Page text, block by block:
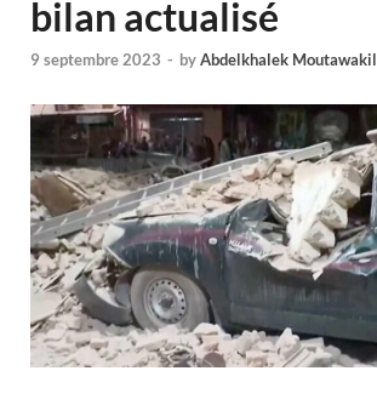
bilan actualisé
9 septembre 2023 - byAbdelkhalek Moutawakil